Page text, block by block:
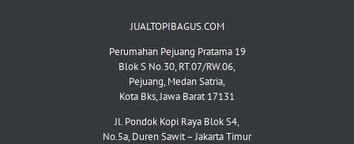
JUALTOPIBAGUS.COM
Perumahan Pejuang Pratama 19
Blok S No.30, RT.07/RW.06,
Pejuang, Medan Satria,
Kota Bks, Jawa Barat 17131
Jl. Pondok Kopi Raya Blok S4,
No.5a, Duren Sawit – Jakarta Timur